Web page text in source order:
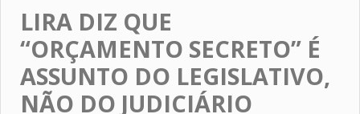
LIRA DIZ QUE
“ORÇAMENTO SECRETO” É
ASSUNTO DO LEGISLATIVO,
NÃO DO JUDICIÁRIO